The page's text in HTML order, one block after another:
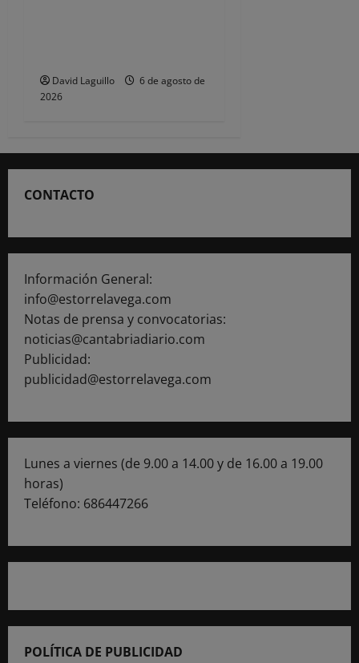
David Laguillo
6 de agosto de
2026
CONTACTO
Información General:
info@estorrelavega.com
Notas de prensa y convocatorias:
noticias@cantabriadiario.com
Publicidad:
publicidad@estorrelavega.com
Lunes a viernes (de 9.00 a 14.00 y de 16.00 a 19.00
horas)
Teléfono: 686447266
POLÍTICA DE PUBLICIDAD